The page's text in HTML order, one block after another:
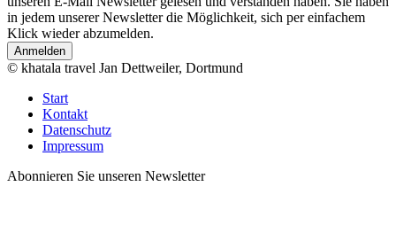
in jedem unserer Newsletter die Möglichkeit, sich per einfachem
Klick wieder abzumelden.
Anmelden
© khatala travel Jan Dettweiler, Dortmund
Start
Kontakt
Datenschutz
Impressum
Abonnieren Sie unseren Newsletter